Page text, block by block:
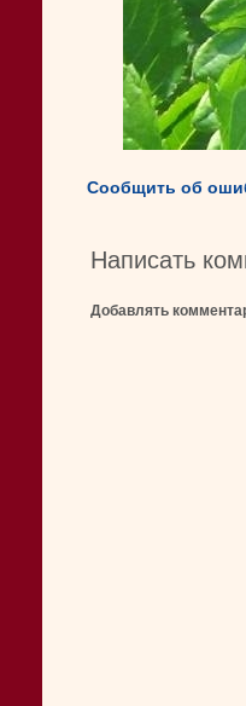
Сообщить об
Написать
Добавлять